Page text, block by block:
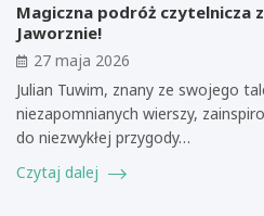
Magiczna podróż czytelnicza
Jaworznie!
27 maja 2026
Julian Tuwim, znany ze swojego
niezapomnianych wierszy,
do niezwykłej przygody…
Czytaj dalej